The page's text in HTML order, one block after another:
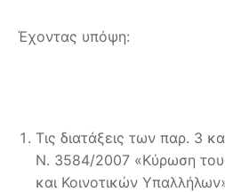
Έχοντας υπόψη:
Τις διατάξεις των παρ. 3
Ν. 3584/2007 «Κύρωση
και Κοινοτικών